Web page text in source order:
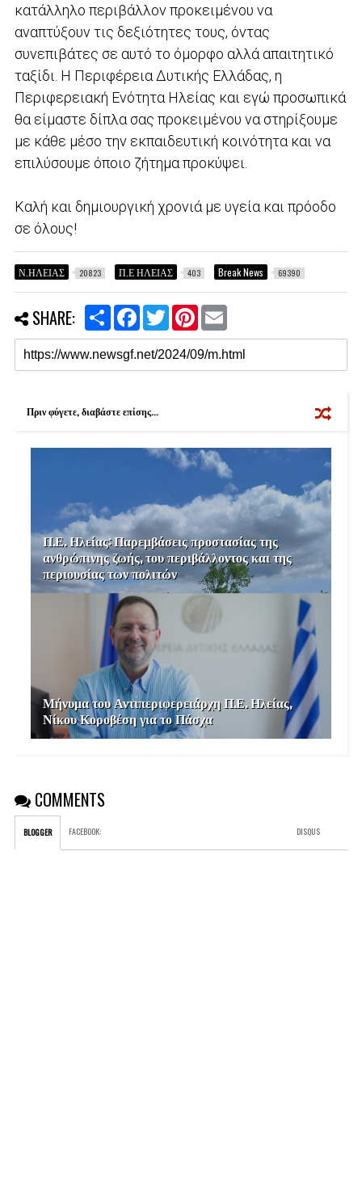
κατάλληλο περιβάλλον προκειμένου να
αναπτύξουν τις δεξιότητες τους, όντας
συνεπιβάτες σε αυτό το όμορφο αλλά απαιτητικό
ταξίδι. Η Περιφέρεια Δυτικής Ελλάδας, η
Περιφερειακή Ενότητα Ηλείας και εγώ προσωπικά
θα είμαστε δίπλα σας προκειμένου να στηρίξουμε
με κάθε μέσο την εκπαιδευτική κοινότητα και να
επιλύσουμε όποιο ζήτημα προκύψει.
Καλή και δημιουργική χρονιά με υγεία και πρόοδο
σε όλους!
Ν.ΗΛΕΙΑΣ 20823 Π.Ε ΗΛΕΙΑΣ 403 Break News 69390
SHARE:
S
a
r
e
F
c
e
b
o
T
i
t
t
e
P
n
t
e
r
E
a
i
l
Πριν φύγετε, διαβάστε επίσης...
Π.Ε. Ηλείας: Παρεμβάσεις προστασίας της
ανθρώπινης ζωής, του περιβάλλοντος και της
περιουσίας των πολιτών
Μήνυμα του Αντιπεριφερειάρχη Π.Ε. Ηλείας,
Νίκου Κοροβέση για το Πάσχα
COMMENTS
BLOGGER FACEBOOK: DISQUS